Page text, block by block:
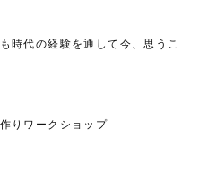
時代の経験を通して今、思うこ
りワークショップ